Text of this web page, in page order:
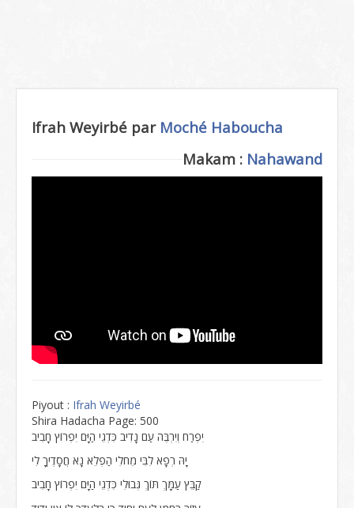
Ifrah Weyirbé par Moché Haboucha
Makam : Nahawand
Piyout : Ifrah Weyirbé
Shira Hadacha Page: 500
יִפְרַח וְיִרְבֶּה עַם נָדִיב כִּדְגֵי הַיָּם יִפְרוֹץ חָבִיב
יָהּ רְפָא לִבִּי מֵחֹלִי הַפְלֵא נָא חֲסָדֶיךָ לִי
קַבֵּץ עַמָּךְ תּוֹךְ גְּבוּלִי כִּדְגֵי הַיָּם יִפְרוֹץ חָבִיב